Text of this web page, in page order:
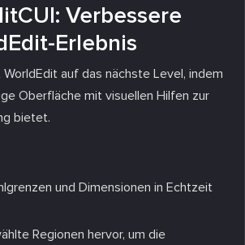
Verbessere
Erlebnis
auf das nächste Level, indem
Oberfläche mit visuellen Hilfen zur
bietet.
und Dimensionen in Echtzeit
Regionen hervor, um die